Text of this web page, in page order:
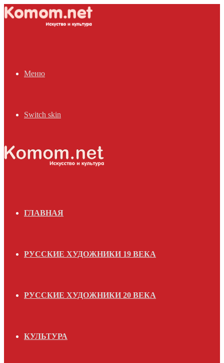
Меню
Switch skin
ГЛАВНАЯ
РУССКИЕ ХУДОЖНИКИ 19 ВЕКА
РУССКИЕ ХУДОЖНИКИ 20 ВЕКА
КУЛЬТУРА